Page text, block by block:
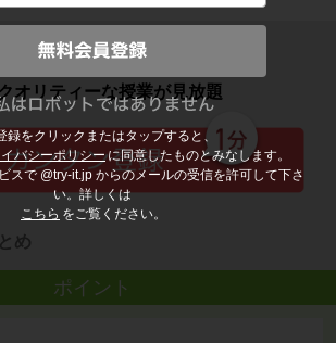
録をクリックまたはタップすると、
バシーポリシー に同意したものとみなします。
スで @try-it.jp からのメールの受信を許可して下さ
い。詳しくは
こちら をご覧ください。
勉強から大人の学び直しまで
オリティーな授業が見放題
め
ポイント